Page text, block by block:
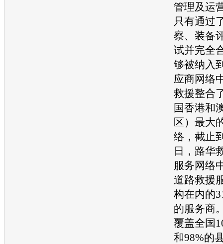
管理及运
只有通过
察、装备
试并完全
够被纳入
应商网络
救援整合
国香港和
区）最大
络，截止
日，路华
服务网络
道路救援
构在内的
的服务商
覆盖全国
和98%的